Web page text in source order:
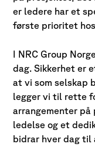
er ledere har et
første prioritet
I NRC Group
dag. Sikkerhet er
at vi som selskap
legger vi til rette
arrangementer på
ledelse og et
bidrar hver dag til